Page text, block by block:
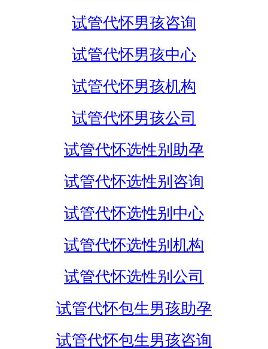
试管代怀男孩咨询
试管代怀男孩中心
试管代怀男孩机构
试管代怀男孩公司
试管代怀选性别助孕
试管代怀选性别咨询
试管代怀选性别中心
试管代怀选性别机构
试管代怀选性别公司
试管代怀包生男孩助孕
试管代怀包生男孩咨询